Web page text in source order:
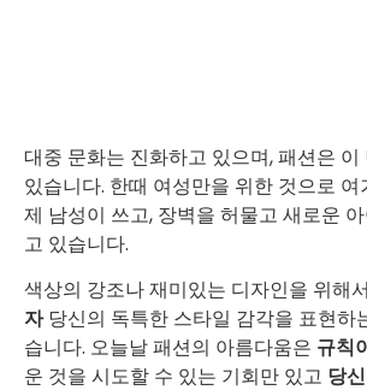
대중 문화는 진화하고 있으며, 패션은
있습니다. 한때 여성만을 위한 것으로 여
제 남성이 쓰고, 장벽을 허물고 새로운
고 있습니다.
색상의 강조나 재미있는 디자인을 위해
자당신의 독특한 스타일 감각을 표현하
습니다. 오늘날 패션의 아름다움은 규칙
운 것을 시도할 수 있는 기회만 있고 당